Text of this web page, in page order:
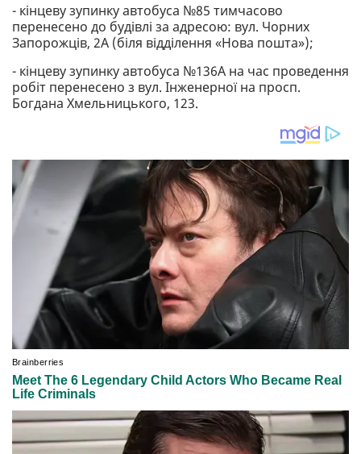
- кінцеву зупинку автобуса №85 тимчасово
перенесено до будівлі за адресою: вул. Чорних
Запорожців, 2А (біля відділення «Нова пошта»);
- кінцеву зупинку автобуса №136А на час проведення
робіт перенесено з вул. Інженерної на просп.
Богдана Хмельницького, 123.